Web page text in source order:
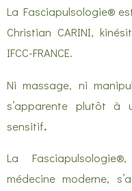
La Fasciapulsologie®
Christian CARINI,
IFCC-FRANCE.
Ni massage, ni
s’apparente plutôt à
sensitif.
La
médecine moderne,